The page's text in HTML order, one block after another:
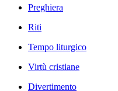
Preghiera
Riti
Tempo liturgico
Virtù cristiane
Divertimento